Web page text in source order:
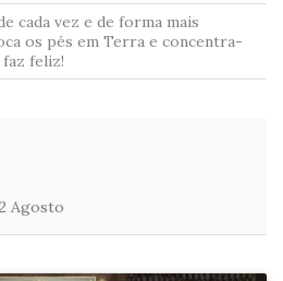
cada vez e de forma mais
os pés em Terra e concentra-
feliz!
Agosto